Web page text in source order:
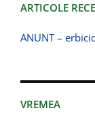
ARTICOLE
ANUNT –
VREMEA